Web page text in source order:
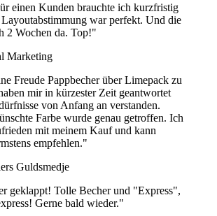
einen Kunden brauchte ich kurzfristig
war perfekt. Und die
2 Wochen da. Top!"
Marketing
Freude Pappbecher über Limepack zu
mir in kürzester Zeit geantwortet
von Anfang an verstanden.
Farbe wurde genau getroffen. Ich
mit meinem Kauf und kann
empfehlen."
Guldsmedje
geklappt! Tolle Becher und "Express",
Gerne bald wieder."